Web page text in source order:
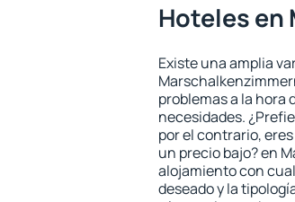
Hoteles en
Existe una amplia
problemas a la hora
necesidades.
por el contrario,
un precio bajo? en
alojamiento con
deseado y la